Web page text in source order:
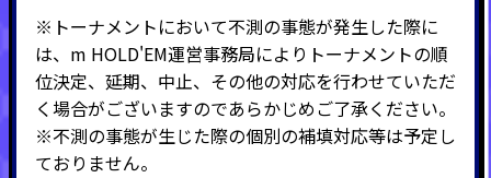
※トーナメントにおいて不測の事態が発生した際に
は、m HOLD'EM運営事務局によりトーナメントの順
位決定、延期、中止、その他の対応を行わせていただ
く場合がございますのであらかじめご了承ください。
※不測の事態が生じた際の個別の補填対応等は予定し
ておりません。